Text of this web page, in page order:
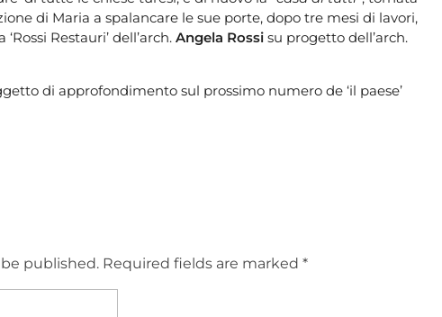
di Maria a spalancare le sue porte, dopo tre mesi di lavori,
Restauri’ dell’arch. Angela Rossi su progetto dell’arch.
di approfondimento sul prossimo numero de ‘il paese’
published. Required fields are marked *